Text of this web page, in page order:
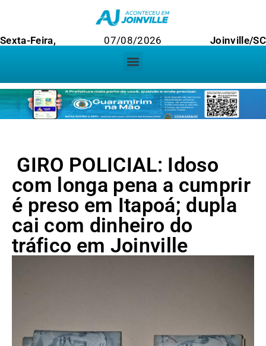
Sexta-Feira, 07/08/2026 Joinville/SC
GIRO POLICIAL: Idoso
com longa pena a cumprir
é preso em Itapoá; dupla
cai com dinheiro do
tráfico em Joinville